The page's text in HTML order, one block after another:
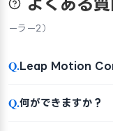
ーラー2）
Q.Leap Motion
Q.何ができますか？